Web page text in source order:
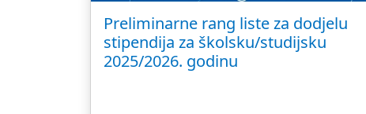
Preliminarne rang liste za dodjelu
stipendija za školsku/studijsku
2025/2026. godinu